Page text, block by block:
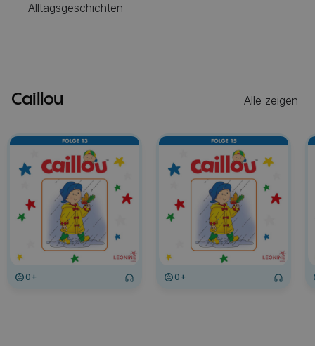
Alltagsgeschichten
Caillou Alle zeigen
0+ 0+